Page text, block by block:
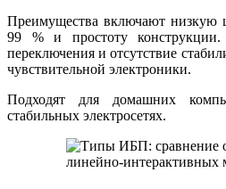
Преимущества включают
99 % и простоту
переключения и отсутствие
чувствительной электроники.
Подходят для домашних
стабильных электросетях.